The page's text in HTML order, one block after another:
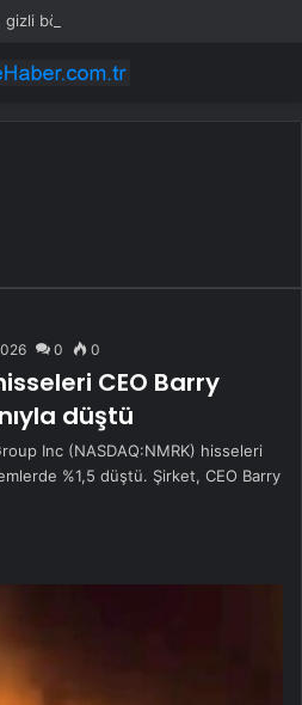
0 0
CEO Barry
düştü
Inc (NASDAQ:NMRK) hisseleri
%1,5 düştü. Şirket, CEO Barry